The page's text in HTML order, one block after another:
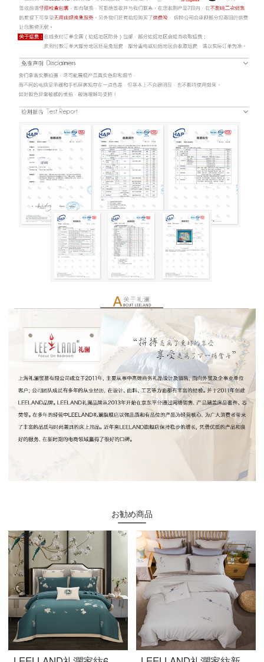
お勧め商品